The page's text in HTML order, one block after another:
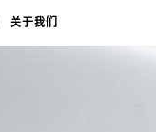
关于我们